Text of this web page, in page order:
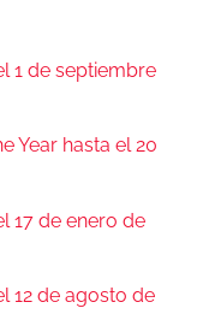
1 de septiembre
Year hasta el 20
17 de enero de
12 de agosto de